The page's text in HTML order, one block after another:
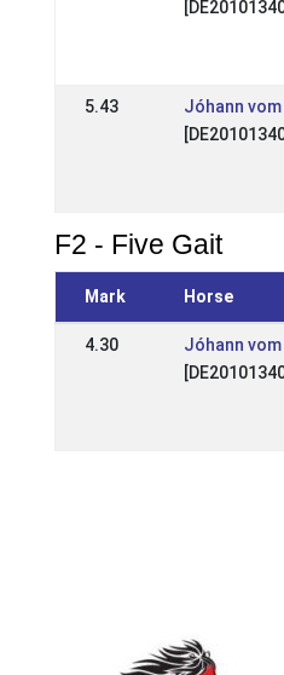
5.43
Jóhann
F2 - Five Gait
Mark Horse
4.30
Jóhann